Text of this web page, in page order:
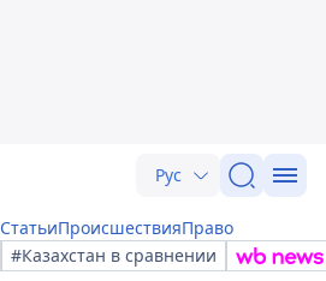
Рус
СтатьиПроисшествияПраво
#Казахстан в сравнении